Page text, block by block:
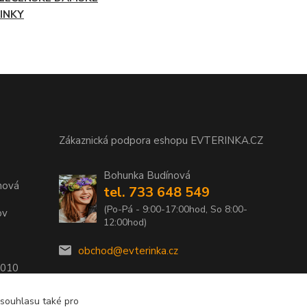
Zákaznická podpora eshopu EVTERINKA.CZ
Bohunka Budínová
tel. 733 648 549
(Po-Pá - 9:00-17:00hod, So 8:00-
12:00hod)
obchod@evterinka.cz
také pro